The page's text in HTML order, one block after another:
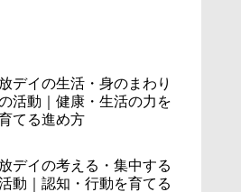
放デイの生活・身のまわり
活動｜健康・生活の力を
てる進め方
放デイの考える・集中する
動｜認知・行動を育てる